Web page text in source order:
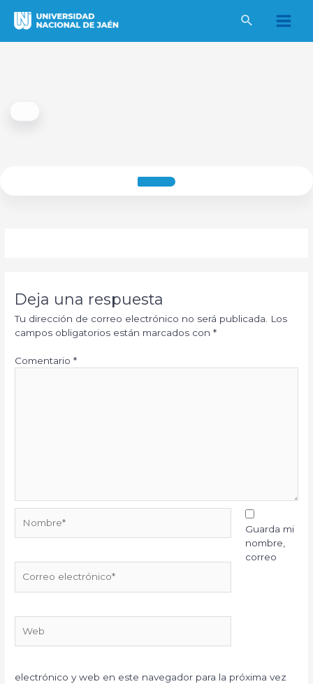
Main
Deja una respuesta
Tu dirección de correo electrónico no será publicada.
Los
campos obligatorios están marcados con*
Comentario*
electrónico*
Guarda mi
nombre,
correo
electrónico y web en este navegador para la próxima vez